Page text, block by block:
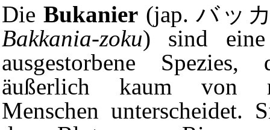
Die Bukanier(jap. バッ
Bakkania-zoku) sind eine
ausgestorbene
äußerlich kaum von
Menschen unterscheidet.